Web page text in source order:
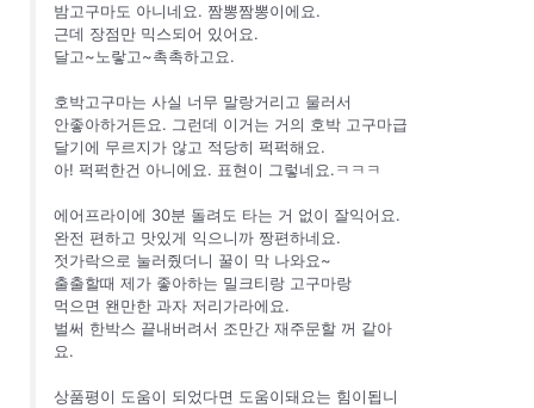
밤고구마도 아니네요. 짬뽕짬뽕이에요.
근데 장점만 믹스되어 있어요.
달고~노랗고~촉촉하고요.
호박고구마는 사실 너무 말랑거리고 물러서
안좋아하거든요. 그런데 이거는 거의 호박 고구마급
달기에 무르지가 않고 적당히 퍽퍽해요.
아! 퍽퍽한건 아니에요. 표현이 그렇네요.ㅋㅋㅋ
에어프라이에 30분 돌려도 타는 거 없이 잘익어요.
완전 편하고 맛있게 익으니까 짱편하네요.
젓가락으로 눌러줬더니 꿀이 막 나와요~
출출할때 제가 좋아하는 밀크티랑 고구마랑
먹으면 왠만한 과자 저리가라에요.
벌써 한박스 끝내버려서 조만간 재주문할 꺼 같아
요.
상품평이 도움이 되었다면 도움이돼요는 힘이됩니